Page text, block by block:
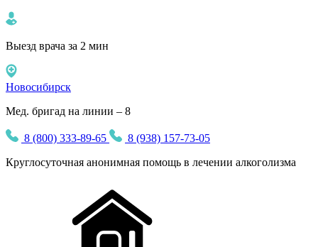
Выезд врача за 2 мин
Новосибирск
Мед. бригад на линии – 8
8 (800) 333-89-65
8 (938) 157-73-05
Круглосуточная анонимная помощь в лечении алкоголизма